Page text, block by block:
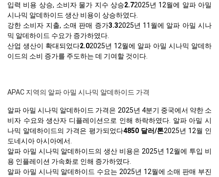
입력 비용 상승, 소비자 물가 지수 상승2.72025년 12월에 알파 아밀
시나믹 알데하이드 생산 비용이 상승하였다.
강한 소비자 지출, 소매 판매 증가3.32025년 11월에 알파 아밀 시나
믹 알데하이드 수요가 증가하였다.
산업 생산이 확대되었다2.02025년 12월에 알파 아밀 시나믹 알데하
이드의 소비 증가를 주도하는 데 기여할 것이다.
APAC 지역의 알파 아밀 시나믹 알데하이드 가격
알파 아밀 시나믹 알데하이드 가격은 2025년 4분기 중국에서 약한 소
비자 수요와 생산자 디플레이션으로 인해 하락하였다. 알파 아밀 시
나믹 알데하이드의 가격은 평가되었다4850 달러/톤2025년 12월 인
도네시아 아시아에서.
알파 아밀 시나믹 알데하이드의 생산 비용은 2025년 12월에 투입 비
용 인플레이션 가속화로 인해 증가하였다.
알파 아밀 시나믹 알데하이드 수요는 2025년 12월에 소매 판매 부진